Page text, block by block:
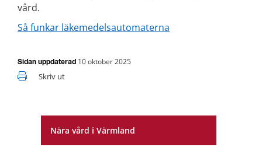
Nära vård i Värmland
vård.
Så funkar läkemedelsautomaterna
Sidan uppdaterad 10 oktober 2025
Skriv ut